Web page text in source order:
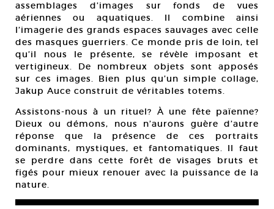
assemblages d’images sur fonds de vues
aériennes ou aquatiques. Il combine ainsi
l’imagerie des grands espaces sauvages avec celle
des masques guerriers. Ce monde pris de loin, tel
qu’il nous le présente, se révèle imposant et
vertigineux. De nombreux objets sont apposés
sur ces images. Bien plus qu’un simple collage,
Jakup Auce construit de véritables totems.
Assistons-nous à un rituel? À une fête païenne?
Dieux ou démons, nous n’aurons guère d’autre
réponse que la présence de ces portraits
dominants, mystiques, et fantomatiques. Il faut
se perdre dans cette forêt de visages bruts et
figés pour mieux renouer avec la puissance de la
nature.